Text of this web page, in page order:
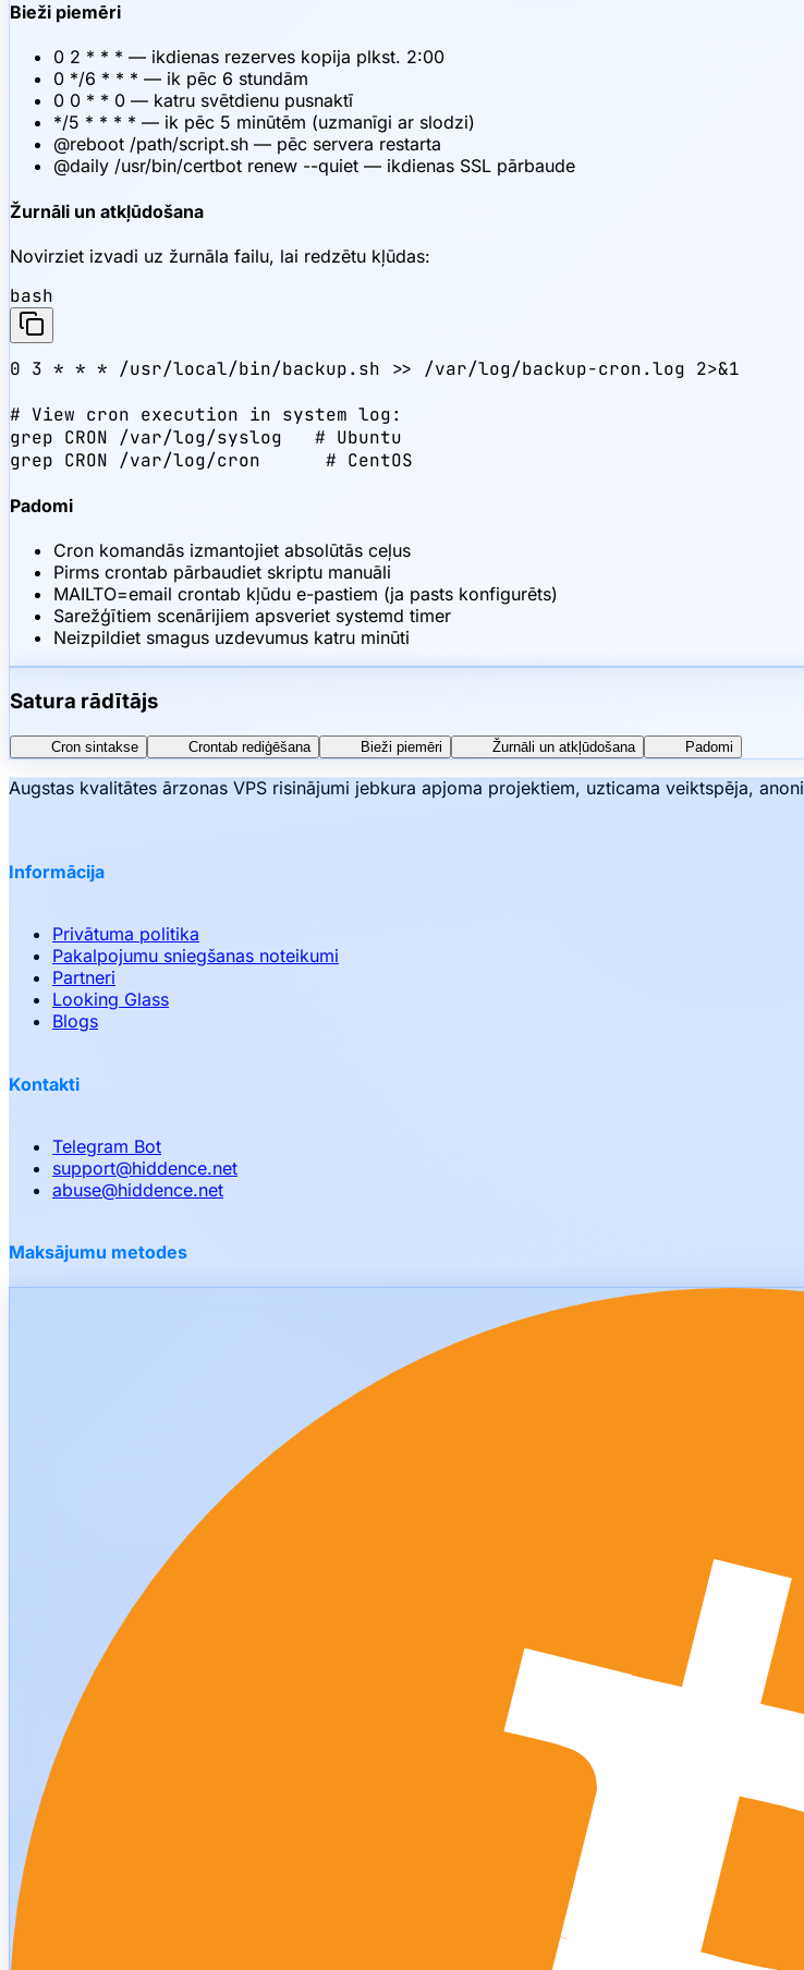
Bieži piemēri
0 2 * * * — ikdienas rezerves kopija plkst. 2:00
0 */6 * * * — ik pēc 6 stundām
0 0 * * 0 — katru svētdienu pusnaktī
*/5 * * * * — ik pēc 5 minūtēm (uzmanīgi ar slodzi)
@reboot /path/script.sh — pēc servera restarta
@daily /usr/bin/certbot renew --quiet — ikdienas SSL pārbaude
Žurnāli un atkļūdošana
Novirziet izvadi uz žurnāla failu, lai redzētu kļūdas:
bash
0 3 * * * /usr/local/bin/backup.sh >> /var/log/backup-cron.log 2>&1
# View cron execution in system log:
grep CRON /var/log/syslog   # Ubuntu
grep CRON /var/log/cron      # CentOS
Padomi
Cron komandās izmantojiet absolūtās ceļus
Pirms crontab pārbaudiet skriptu manuāli
MAILTO=email crontab kļūdu e-pastiem (ja pasts konfigurēts)
Sarežģītiem scenārijiem apsveriet systemd timer
Neizpildiet smagus uzdevumus katru minūti
Satura rādītājs
Cron sintakse Crontab rediģēšana Bieži piemēri Žurnāli un atkļūdošana Padomi
Augstas kvalitātes ārzonas VPS risinājumi jebkura apjoma projektiem, uzticama veiktspēja,
Informācija
Privātuma politika
Pakalpojumu sniegšanas noteikumi
Partneri
Looking Glass
Blogs
Kontakti
Telegram Bot
support@hiddence.net
abuse@hiddence.net
Maksājumu metodes